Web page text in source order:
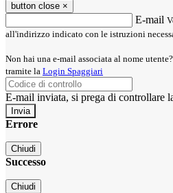
button close ×
E-mail
all'indirizzo indicato con le istruzioni
Non hai una e-mail associata al nome
tramite la Login Spaggiari
E-mail inviata, si prega di controllare
Errore
Chiudi
Successo
Chiudi